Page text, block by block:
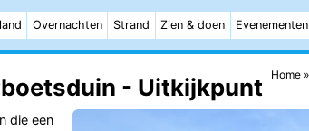
Overnachten Strand Zien & doen Evenementen
Home
- Uitkijkpunt
die een